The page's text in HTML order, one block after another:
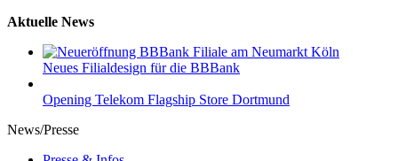
Aktuelle News
Neues Filialdesign für die BBBank
Opening Telekom Flagship Store Dortmund
News/Presse